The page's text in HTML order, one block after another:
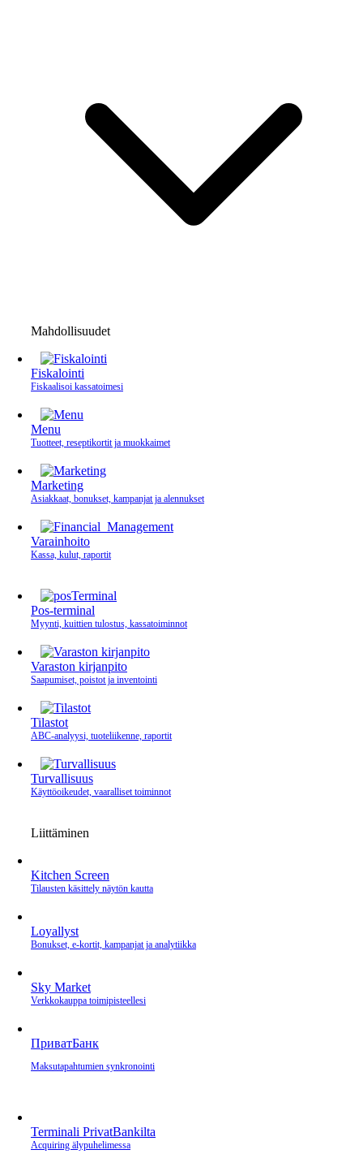
Mahdollisuudet
Fiskalointi
Fiskaalisoi kassatoimesi
Menu
Tuotteet, reseptikortit ja muokkaimet
Marketing
Asiakkaat, bonukset, kampanjat ja alennukset
Varainhoito
Kassa, kulut, raportit
Pos-terminal
Myynti, kuittien tulostus, kassatoiminnot
Varaston kirjanpito
Saapumiset, poistot ja inventointi
Tilastot
ABC-analyysi, tuoteliikenne, raportit
Turvallisuus
Käyttöoikeudet, vaaralliset toiminnot
Liittäminen
Kitchen Screen
Tilausten käsittely näytön kautta
Loyallyst
Bonukset, e‑kortit, kampanjat ja analytiikka
Sky Market
Verkkokauppa toimipisteellesi
ПриватБанк
Maksutapahtumien synkronointi
Terminali PrivatBankilta
Acquiring älypuhelimessa